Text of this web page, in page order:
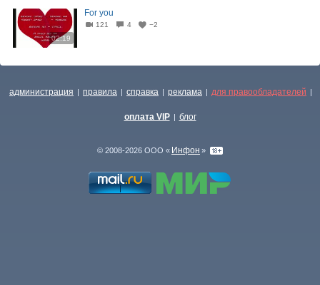
02:19
For you
121 4 −2
администрация | правила | справка | реклама | для правообладателей |
оплата VIP | блог
© 2008-2026 ООО « Инфон »